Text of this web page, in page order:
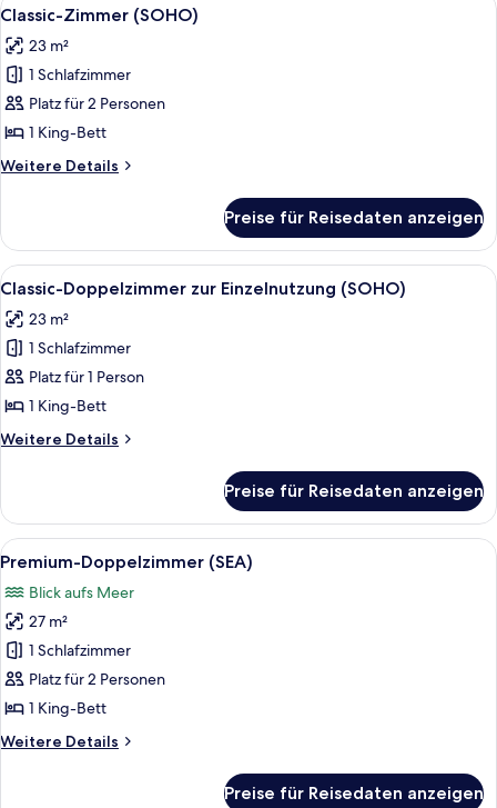
LOVE
use)
Fotos
für
Classic-
Zimmer
(SOHO)
anzeigen
5
Classic-Zimmer (SOHO)
23 m²
1 Schlafzimmer
Platz für 2 Personen
1 King-Bett
Weitere Details
Weitere
Zimmer
(SOHO)
Preise für Reisedaten anzeigen
Alle
Fotos
für
Classic-
Doppelzimmer
zur
Einzelnutzung
(SOHO)
Hochwertige Bettwaren, Betten mit
5
Classic-Doppelzimmer zur Einzelnutzung (SOHO)
23 m²
1 Schlafzimmer
Platz für 1 Person
1 King-Bett
Weitere Details
Weitere
Doppelzimmer
zur
Einzelnutzung
Preise für Reisedaten anzeigen
Alle
Fotos
für
Premium-
Doppelzimmer
(SEA)
anzeigen
Hochwertige Bettwaren, Betten mit
6
Premium-Doppelzimmer (SEA)
Blick aufs Meer
27 m²
1 Schlafzimmer
Platz für 2 Personen
1 King-Bett
Weitere Details
Weitere
Preise für Reisedaten anzeigen